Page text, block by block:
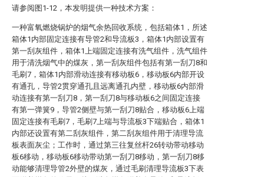
请参阅图1-12，本发明提供一种技术方案：
一种富氧燃烧锅炉的烟气余热回收系统，包括箱体1，所述
箱体1内部固定连接有导管2和导流板3，箱体1内部设置有
第一刮灰组件，箱体1上端固定连接有洗气组件，洗气组件
用于清洗烟气中的煤灰，第一刮灰组件包括有第一刮刀8和
毛刷7，箱体1内部滑动连接有移动板6，移动板6内部开设
有通孔，导管2贯穿通孔且远离通孔内壁，移动板6内部滑
动连接有第一刮刀8，第一刮刀8与移动板6之间固定连接
有第一弹簧9，导管2侧壁与第一刮刀8贴合，移动板6上端
固定连接有毛刷7，毛刷7上端与导流板3下端贴合，箱体1
内部还设置有第二刮灰组件，第二刮灰组件用于清理导流
板表面灰尘；工作时，通过第三往复丝杆26转动带动移动
板6移动，移动板6移动带动第一刮刀8移动，第一刮刀8移
动能够清理导管2外壁的煤灰，通过毛刷清理导流板3下表